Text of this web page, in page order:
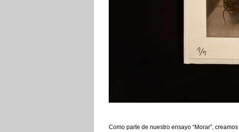
Como parte de nuestro ensayo “Morar”,